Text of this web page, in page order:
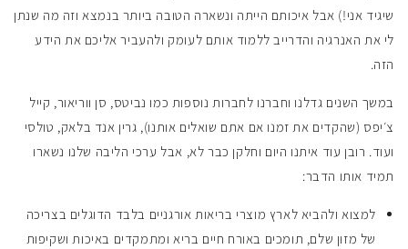
שיגיד אני!) אבל איכותם הייתה ונשארה הטובה ביותר בנמצא וזה מה שנתן
לי את האנרגיה והדרייב ללמוד אותם לעומק ולהעביר אליכם את הידע
הזה.
במשך השנים גדלנו וחברנו לחברות נוספות כמו נביטס, סן ווריאור, קייל
צ׳יפס (שהקדים את זמנו אם אתם שואלים אותנו), גרין אנד בלאק, טולסי
ועוד. רובן עוד איתנו היום וחלקן כבר לא, אבל ערכי הליבה שלנו נשארו
תמיד אותו הדבר:
למצוא ולהביא לארץ מוצרי בריאות אורגניים בלבד הדוגלים בצריכה
של מזון שלם, תומכים באורח חיים בריא ומתמקדים באיכות ושקיפות